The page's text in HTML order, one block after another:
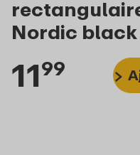
Nordic black
1199